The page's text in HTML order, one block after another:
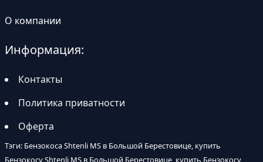
О компании
Информация:
Контакты
Политика приватности
Оферта
Тэги: Бензокоса Shtenli MS в Большой Берестовице, купить
Бензокосу Shtenli MS в Большой Берестовице, купить Бензокосу